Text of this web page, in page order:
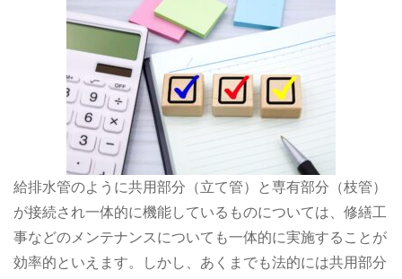
給排水管のように共用部分（立て管）と専有部分（枝管）
が接続され一体的に機能しているものについては、修繕工
事などのメンテナンスについても一体的に実施することが
効率的といえます。しかし、あくまでも法的には共用部分